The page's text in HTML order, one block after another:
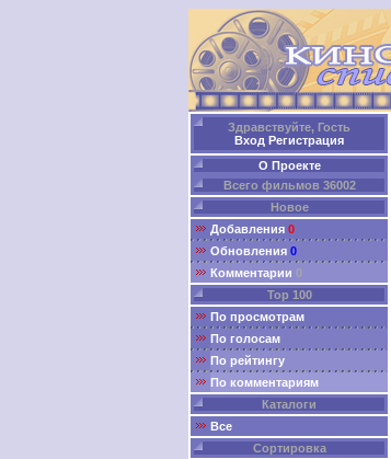
Здравствуйте, Гость
Вход Регистрация
О Проекте
Всего фильмов 36002
Новое
Добавления 0
Обновления 0
Комментарии 0
Top 100
По просмотрам
По голосам
По рейтингу
По комментариям
Каталоги
Все
Сортировка